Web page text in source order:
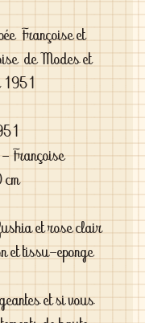
Françoise et
de Modes et
1951
Françoise
et rose clair
et tissu-eponge
et si vous